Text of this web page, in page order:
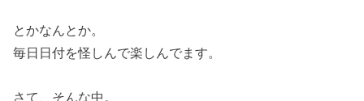
とかなんとか。
毎日日付を怪しんで楽しんでます。
さて、そんな中。